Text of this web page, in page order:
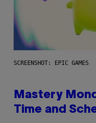
SCREENSHOT: EPIC GAMES
Mastery
Time and